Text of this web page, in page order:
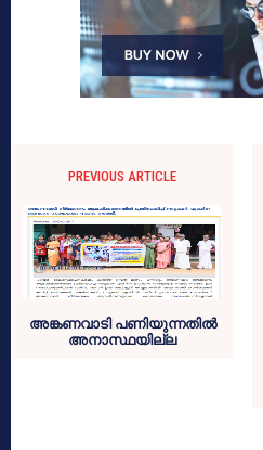
PREVIOUS ARTICLE
അങ്കണവാടി പണിയുന്നതില്‍
അനാസ്ഥയില്ല